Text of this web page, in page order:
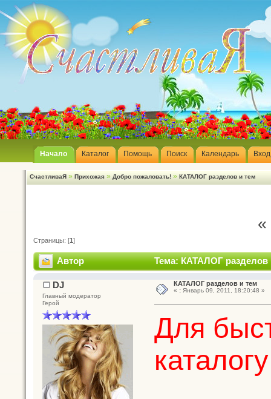
Начало Каталог Помощь Поиск Календарь Вход
СчастливаЯ » Прихожая » Добро пожаловать! » КАТАЛОГ разделов и тем
Страницы: [1]
Автор Тема: КАТАЛОГ разделов
DJ
Главный модератор
Герой
КАТАЛОГ разделов и тем
« :Январь 09, 2011, 18:20:48 »
Для